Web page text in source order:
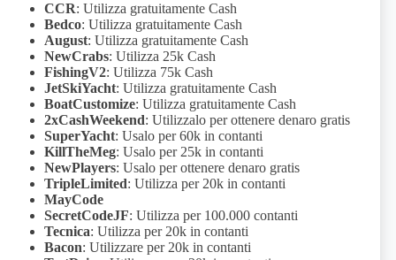
CCR: Utilizza gratuitamente Cash
Bedco: Utilizza gratuitamente Cash
August: Utilizza gratuitamente Cash
NewCrabs: Utilizza 25k Cash
FishingV2: Utilizza 75k Cash
JetSkiYacht: Utilizza gratuitamente Cash
BoatCustomize: Utilizza gratuitamente Cash
2xCashWeekend: Utilizzalo per ottenere denaro gratis
SuperYacht: Usalo per 60k in contanti
KillTheMeg: Usalo per 25k in contanti
NewPlayers: Usalo per ottenere denaro gratis
TripleLimited: Utilizza per 20k in contanti
MayCode
SecretCodeJF: Utilizza per 100.000 contanti
Tecnica: Utilizza per 20k in contanti
Bacon: Utilizzare per 20k in contanti